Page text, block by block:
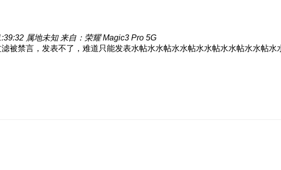
属地未知 来自：荣耀 Magic3 Pro 5G
被禁言，发表不了，难道只能发表水帖水水帖水水帖水水帖水水帖水水帖